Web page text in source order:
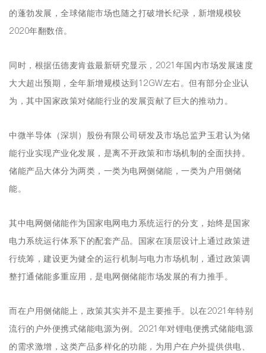
的蓬勃发展，全球储能市场也随之打破增长纪录，新增规模较
2020年翻数倍。
同时，根据伍德麦肯兹最新研究显示，2021年国内市场发展速度
大大超出预期，全年新增规模达到12GW左右。但有部分企业认
为，其中国家政策对储能行业的发展贡献了巨大的推动力。
中微半导体（深圳）股份有限公司研发及市场总监尹玉君认为储
能行业实现产业化发展，是离不开政策和市场机制的全面扶持。
储能产品大体分为两类，一类为电网侧储能，一类为户用侧储
能。
其中电网侧储能作为国家电网电力系统运行的分支，始终是国家
电力系统运行体系下的配套产品。国家在顶层设计上通过政策进
行统筹，建设更为健全的运行机制与电力市场机制，通过政策调
整打通储能多重应用，是电网侧储能市场发展的有力推手。
而在户用侧储能上，政策其实并不是主要推手。以在2021年特别
流行的户外便携式储能电源为例。2021年对锂电便携式储能电源
的需求激增，这类产品多样化的功能，为用户在户外提供供电、